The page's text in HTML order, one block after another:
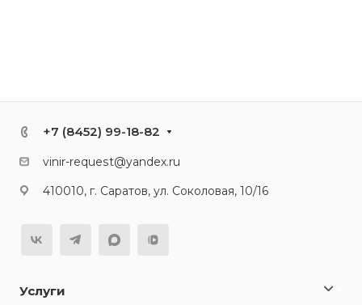
+7 (8452) 99-18-82
vinir-request@yandex.ru
410010, г. Саратов, ул. Соколовая, 10/16
Услуги